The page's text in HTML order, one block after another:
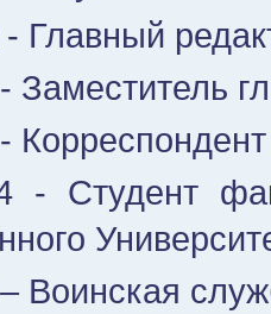
Главный
Заместитель
- Студент
Воинская